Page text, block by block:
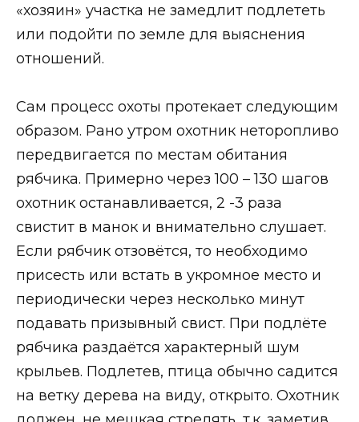
«хозяин» участка не замедлит подлететь
или подойти по земле для выяснения
отношений.
Сам процесс охоты протекает следующим
образом. Рано утром охотник неторопливо
передвигается по местам обитания
рябчика. Примерно через 100 – 130 шагов
охотник останавливается, 2 -3 раза
свистит в манок и внимательно слушает.
Если рябчик отзовётся, то необходимо
присесть или встать в укромное место и
периодически через несколько минут
подавать призывный свист. При подлёте
рябчика раздаётся характерный шум
крыльев. Подлетев, птица обычно садится
на ветку дерева на виду, открыто. Охотник